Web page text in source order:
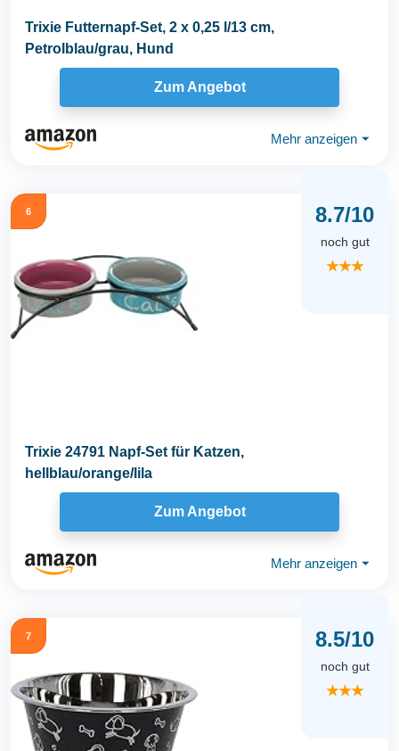
Trixie Futternapf-Set, 2 x 0,25 l/13 cm,
Petrolblau/grau, Hund
Zum Angebot
Mehr anzeigen ⏷
6 8.7/10
noch gut
★★★
Trixie 24791 Napf-Set für Katzen,
hellblau/orange/lila
Zum Angebot
Mehr anzeigen ⏷
7 8.5/10
noch gut
★★★